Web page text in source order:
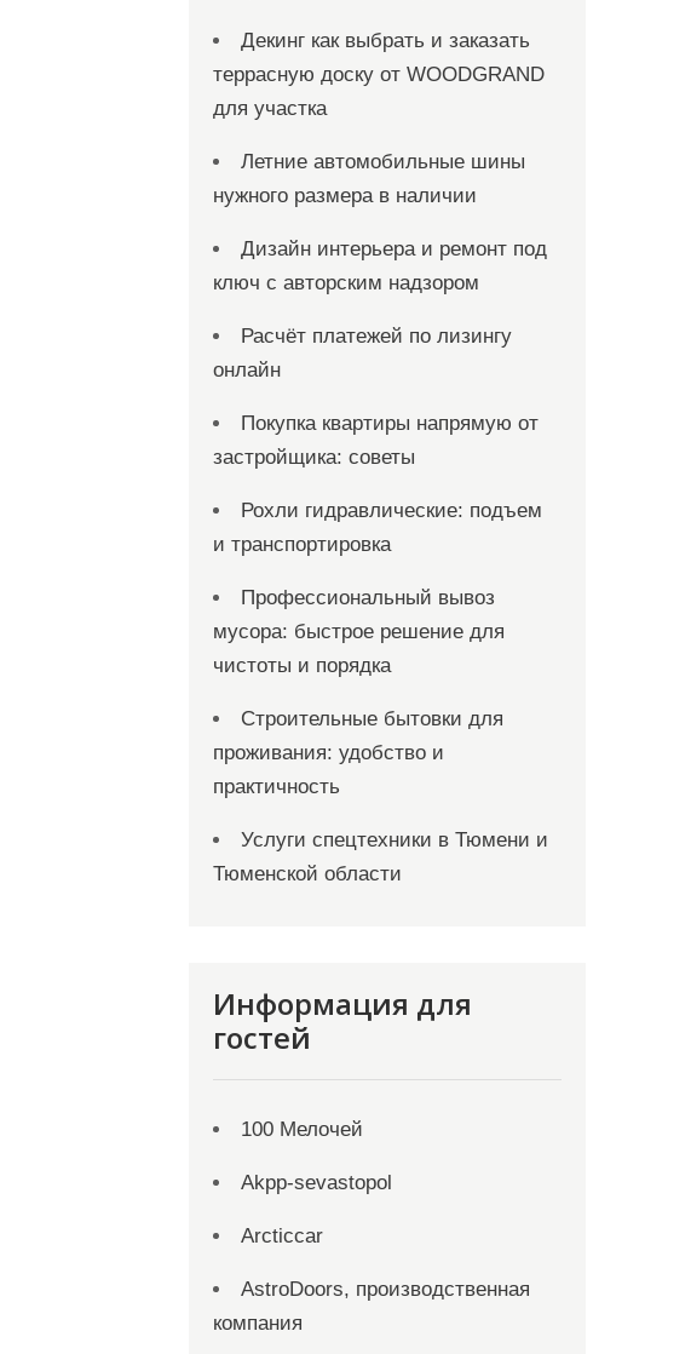
Декинг как выбрать и заказать
террасную доску от WOODGRAND
для участка
Летние автомобильные шины
нужного размера в наличии
Дизайн интерьера и ремонт под
ключ с авторским надзором
Расчёт платежей по лизингу
онлайн
Покупка квартиры напрямую от
застройщика: советы
Рохли гидравлические: подъем
и транспортировка
Профессиональный вывоз
мусора: быстрое решение для
чистоты и порядка
Строительные бытовки для
проживания: удобство и
практичность
Услуги спецтехники в Тюмени и
Тюменской области
Информация для
гостей
100 Мелочей
Akpp-sevastopol
Arcticcar
AstroDoors, производственная
компания